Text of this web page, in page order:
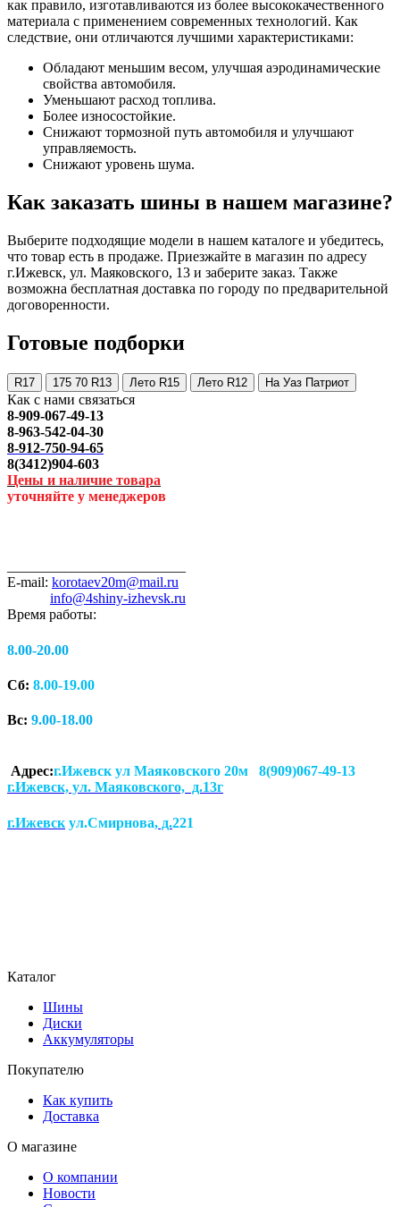
как правило, изготавливаются из более высококачественного
материала с применением современных технологий. Как
следствие, они отличаются лучшими характеристиками:
Обладают меньшим весом, улучшая аэродинамические
свойства автомобиля.
Уменьшают расход топлива.
Более износостойкие.
Снижают тормозной путь автомобиля и улучшают
управляемость.
Снижают уровень шума.
Как заказать шины в нашем магазине?
Выберите подходящие модели в нашем каталоге и убедитесь,
что товар есть в продаже. Приезжайте в магазин по адресу
г.Ижевск, ул. Маяковского, 13 и заберите заказ. Также
возможна бесплатная доставка по городу по предварительной
договоренности.
Готовые подборки
R17 175 70 R13 Лето R15 Лето R12 На Уаз Патриот
Как с нами связаться
8-909-067-49-13
8-963-542-04-30
8-912-750-94-65
8(3412)904-603
Цены и наличие товара
уточняйте у менеджеров
E-mail: korotaev20m@mail.ru
info@4shiny-izhevsk.ru
Время работы:
8.00-20.00
Сб: 8.00-19.00
Вс: 9.00-18.00
Адрес:г.Ижевск ул Маяковского 20м 8(909)067-49-13
г.Ижевск, ул. Маяковского, д.13г
г.Ижевск ул.Смирнова, д.221
Каталог
Шины
Диски
Аккумуляторы
Покупателю
Как купить
Доставка
О магазине
О компании
Новости